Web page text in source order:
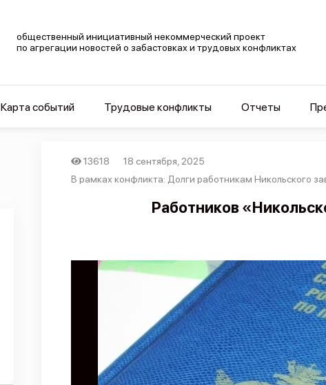
общественный инициативный некоммерческий проект
по агрегации новостей о забастовках и трудовых конфликтах
Карта событий Трудовые конфликты Отчеты
13618
18 сентября, 2025
В рамках конфликта: Долги работникам Никольского
Работников